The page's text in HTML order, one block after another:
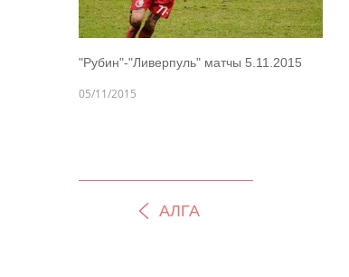
"Рубин"-"Ливерпуль" матчы 5.11.2015
05/11/2015
АЛГА